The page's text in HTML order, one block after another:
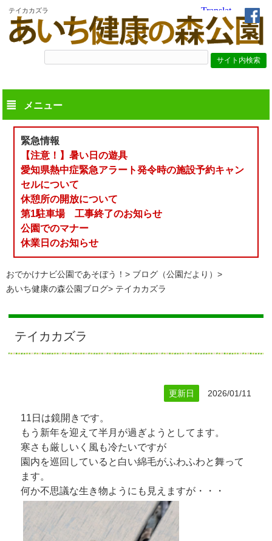
テイカカズラ
メニュー
緊急情報
【注意！】暑い日の遊具
愛知県熱中症緊急アラート発令時の施設予約キャン
セルについて
休憩所の開放について
第1駐車場 工事終了のお知らせ
公園でのマナー
休業日のお知らせ
おでかけナビ公園であそぼう！
ブログ（公園だより）
あいち健康の森公園ブログ
テイカカズラ
テイカカズラ
更新日 2026/01/11
11日は鏡開きです。
もう新年を迎えて半月が過ぎようとしてます。
寒さも厳しいく風も冷たいですが
園内を巡回していると白い綿毛がふわふわと舞って
ます。
何か不思議な生き物ようにも見えますが・・・